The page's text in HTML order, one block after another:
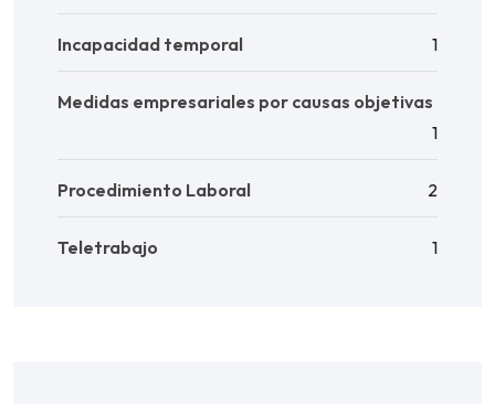
Incapacidad temporal 1
Medidas empresariales por causas objetivas
1
Procedimiento Laboral 2
Teletrabajo 1